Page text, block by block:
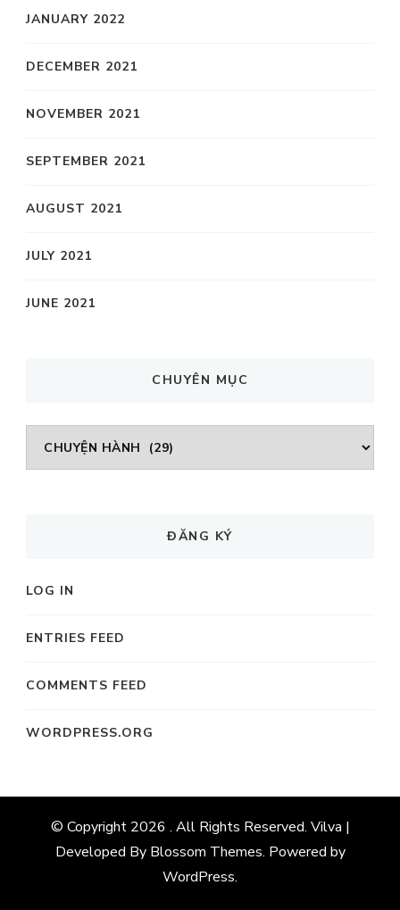
JANUARY 2022
DECEMBER 2021
NOVEMBER 2021
SEPTEMBER 2021
AUGUST 2021
JULY 2021
JUNE 2021
CHUYÊN MỤC
CHUYÊN
MỤC
ĐĂNG KÝ
LOG IN
ENTRIES FEED
COMMENTS FEED
WORDPRESS.ORG
© Copyright 2026 . All Rights Reserved. Vilva |
Developed By Blossom Themes. Powered by
WordPress.